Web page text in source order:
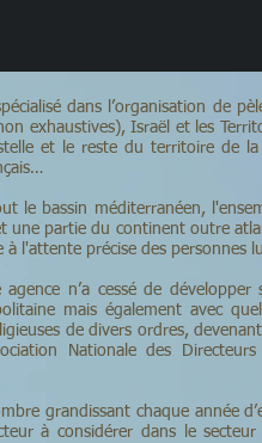
dans l’organisation de
exhaustives), Israël et les
et le reste du territoire de
le bassin méditerranéen,
une partie du continent outre
l'attente précise des personnes
n’a cessé de
mais également avec
de divers ordres,
Nationale des Directeurs
grandissant chaque année
à considérer dans le